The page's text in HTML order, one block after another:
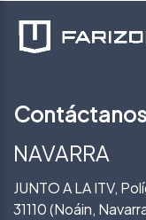
Contáctanos
NAVARRA
JUNTO A LA ITV,
31110 (Noáin,